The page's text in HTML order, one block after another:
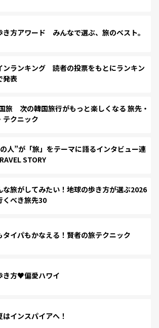
き方アワード みんなで選ぶ、旅のベスト。
ンランキング 読者の投票をもとにランキン
発表
旅 次の韓国旅行がもっと楽しくなる 旅先・
テクニック
人”が「旅」をテーマに語るインタビュー連
STORY
な旅がしてみたい！地球の歩き方が選ぶ2026
くべき旅先30
タイパもかなえる！賢者の旅テクニック
き方♥偏愛ハワイ
はインスパイアへ！